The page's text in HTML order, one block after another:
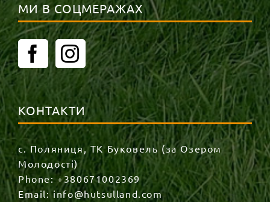
МИ В СОЦМЕРАЖАХ
КОНТАКТИ
с. Поляниця, ТК Буковель (за Озером
Молодості)
Phone:+380671002369
Email:info@hutsulland.com